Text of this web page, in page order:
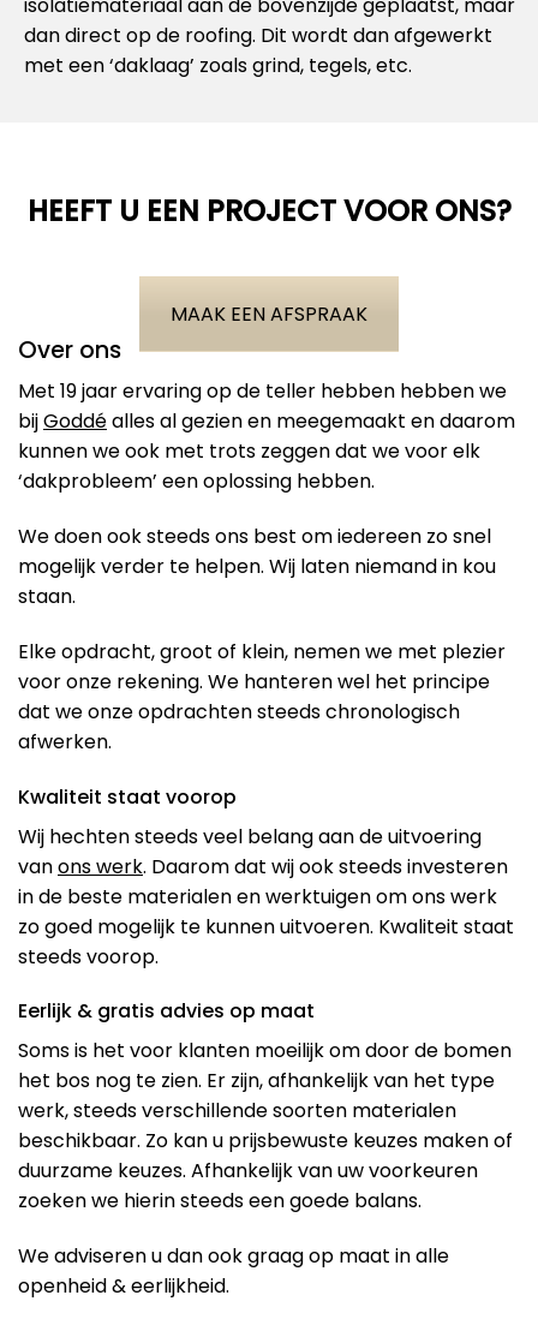
dan direct op de roofing. Dit wordt dan afgewerkt
met een ‘daklaag’ zoals grind, tegels, etc.
HEEFT U EEN PROJECT VOOR ONS?
MAAK EEN AFSPRAAK
Over ons
Met 19 jaar ervaring op de teller hebben hebben we
bijGoddéalles al gezien en meegemaakt en daarom
kunnen we ook met trots zeggen dat we voor elk
‘dakprobleem’ een oplossing hebben.
We doen ook steeds ons best om iedereen zo snel
mogelijk verder te helpen. Wij laten niemand in kou
staan.
Elke opdracht, groot of klein, nemen we met plezier
voor onze rekening. We hanteren wel het principe
dat we onze opdrachten steeds chronologisch
afwerken.
Kwaliteit staat voorop
Wij hechten steeds veel belang aan de uitvoering
vanons werk. Daarom dat wij ook steeds investeren
in de beste materialen en werktuigen om ons werk
zo goed mogelijk te kunnen uitvoeren. Kwaliteit staat
steeds voorop.
Eerlijk & gratis advies op maat
Soms is het voor klanten moeilijk om door de bomen
het bos nog te zien. Er zijn, afhankelijk van het type
werk, steeds verschillende soorten materialen
beschikbaar. Zo kan u prijsbewuste keuzes maken of
duurzame keuzes. Afhankelijk van uw voorkeuren
zoeken we hierin steeds een goede balans.
We adviseren u dan ook graag op maat in alle
openheid & eerlijkheid.